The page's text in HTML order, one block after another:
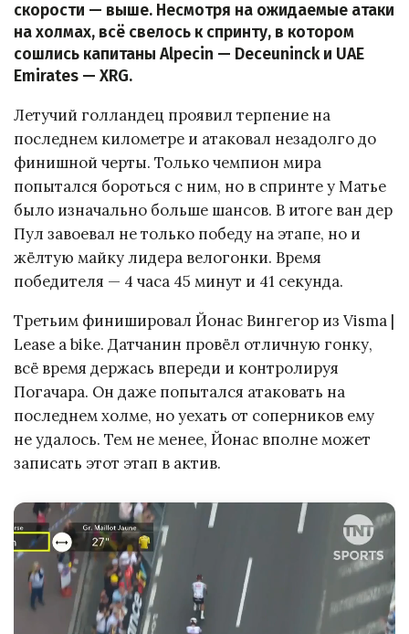
скорости — выше. Несмотря на ожидаемые атаки
на холмах, всё свелось к спринту, в котором
сошлись капитаны Alpecin — Deceuninck и UAE
Emirates — XRG.
Летучий голландец проявил терпение на
последнем километре и атаковал незадолго до
финишной черты. Только чемпион мира
попытался бороться с ним, но в спринте у Матье
было изначально больше шансов. В итоге ван дер
Пул завоевал не только победу на этапе, но и
жёлтую майку лидера велогонки. Время
победителя — 4 часа 45 минут и 41 секунда.
Третьим финишировал Йонас Вингегор из Visma |
Lease a bike. Датчанин провёл отличную гонку,
всё время держась впереди и контролируя
Погачара. Он даже попытался атаковать на
последнем холме, но уехать от соперников ему
не удалось. Тем не менее, Йонас вполне может
записать этот этап в актив.